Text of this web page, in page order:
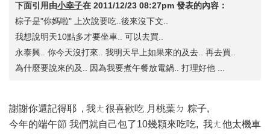
下面引用由小幸子在 2011/12/23 08:27pm 發表的內容：
棕子是"你媽啦" 上次說要吃..後來沒下文..
我想說明天10點多才要坐車.. 可以去買..
永泰興.. 你今天沒打來.. 我明天早上如果來的及去.. 再去買..
為什麼要說來的及.. 因為我要煮午餐放電鍋.. 打理好他 ...
謝謝你還記得耶 , 我ㄤ很喜歡吃 月桃葉ㄉ 粽子,
今年的端午節 我們就自己包了10幾顆來吃吃, 我ㄤ他太機車